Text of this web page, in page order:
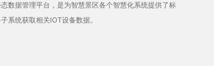
数据管理平台，是为智慧景区各个智慧化系统提供了标
系统获取相关IOT设备数据。